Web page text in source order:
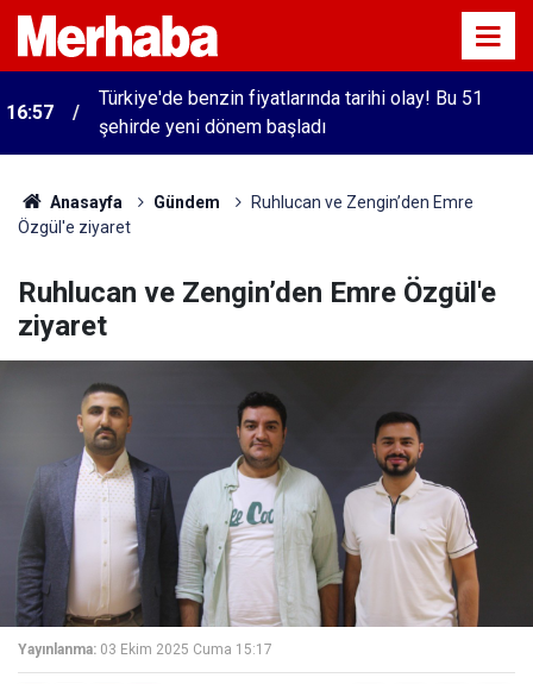
16:57
Türkiye'de benzin fiyatlarında tarihi olay! Bu 51
şehirde yeni dönem başladı
Anasayfa Gündem
Ruhlucan ve Zengin’den Emre
Özgül'e ziyaret
Ruhlucan ve Zengin’den Emre Özgül'e
ziyaret
Yayınlanma: 03 Ekim 2025 Cuma 15:17